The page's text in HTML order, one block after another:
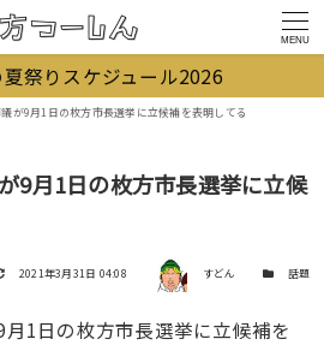
MENU
祭りスケジュール2026
が9月1日の枚方市長選挙に立候補を表明してる
9月1日の枚方市長選挙に立候
更新日
2021年3月31日 04:08 著者 すどん カテゴリー
話題
1日の枚方市長選挙に立候補を